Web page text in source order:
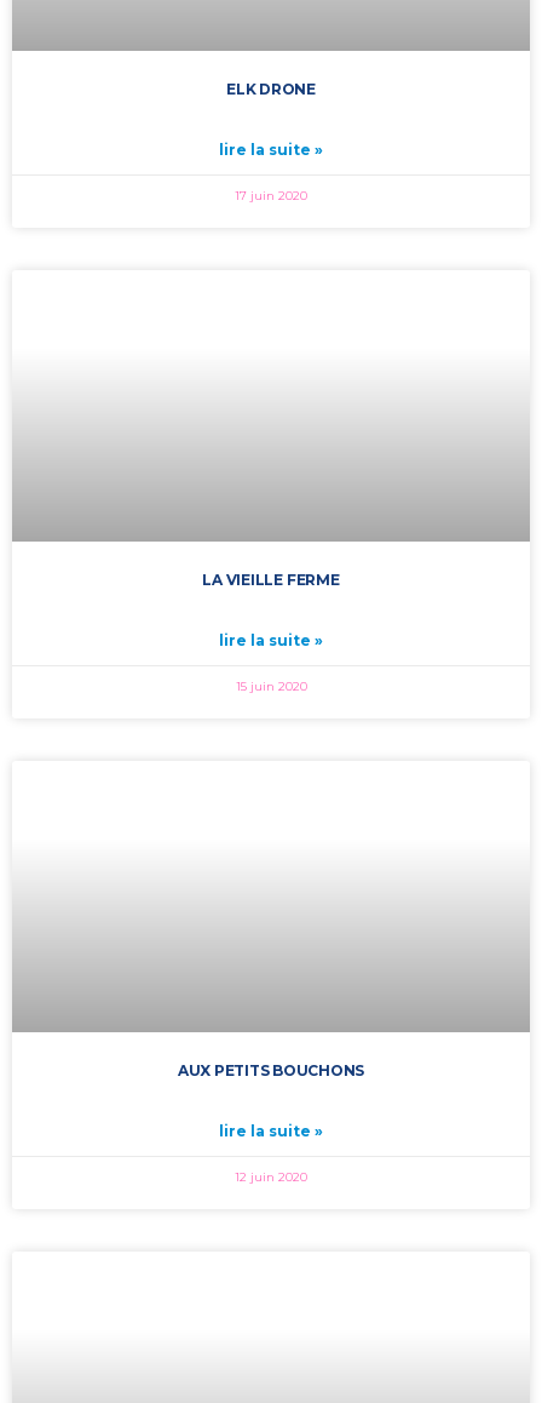
ELK DRONE
lire la suite »
17 juin 2020
LA VIEILLE FERME
lire la suite »
15 juin 2020
AUX PETITS BOUCHONS
lire la suite »
12 juin 2020